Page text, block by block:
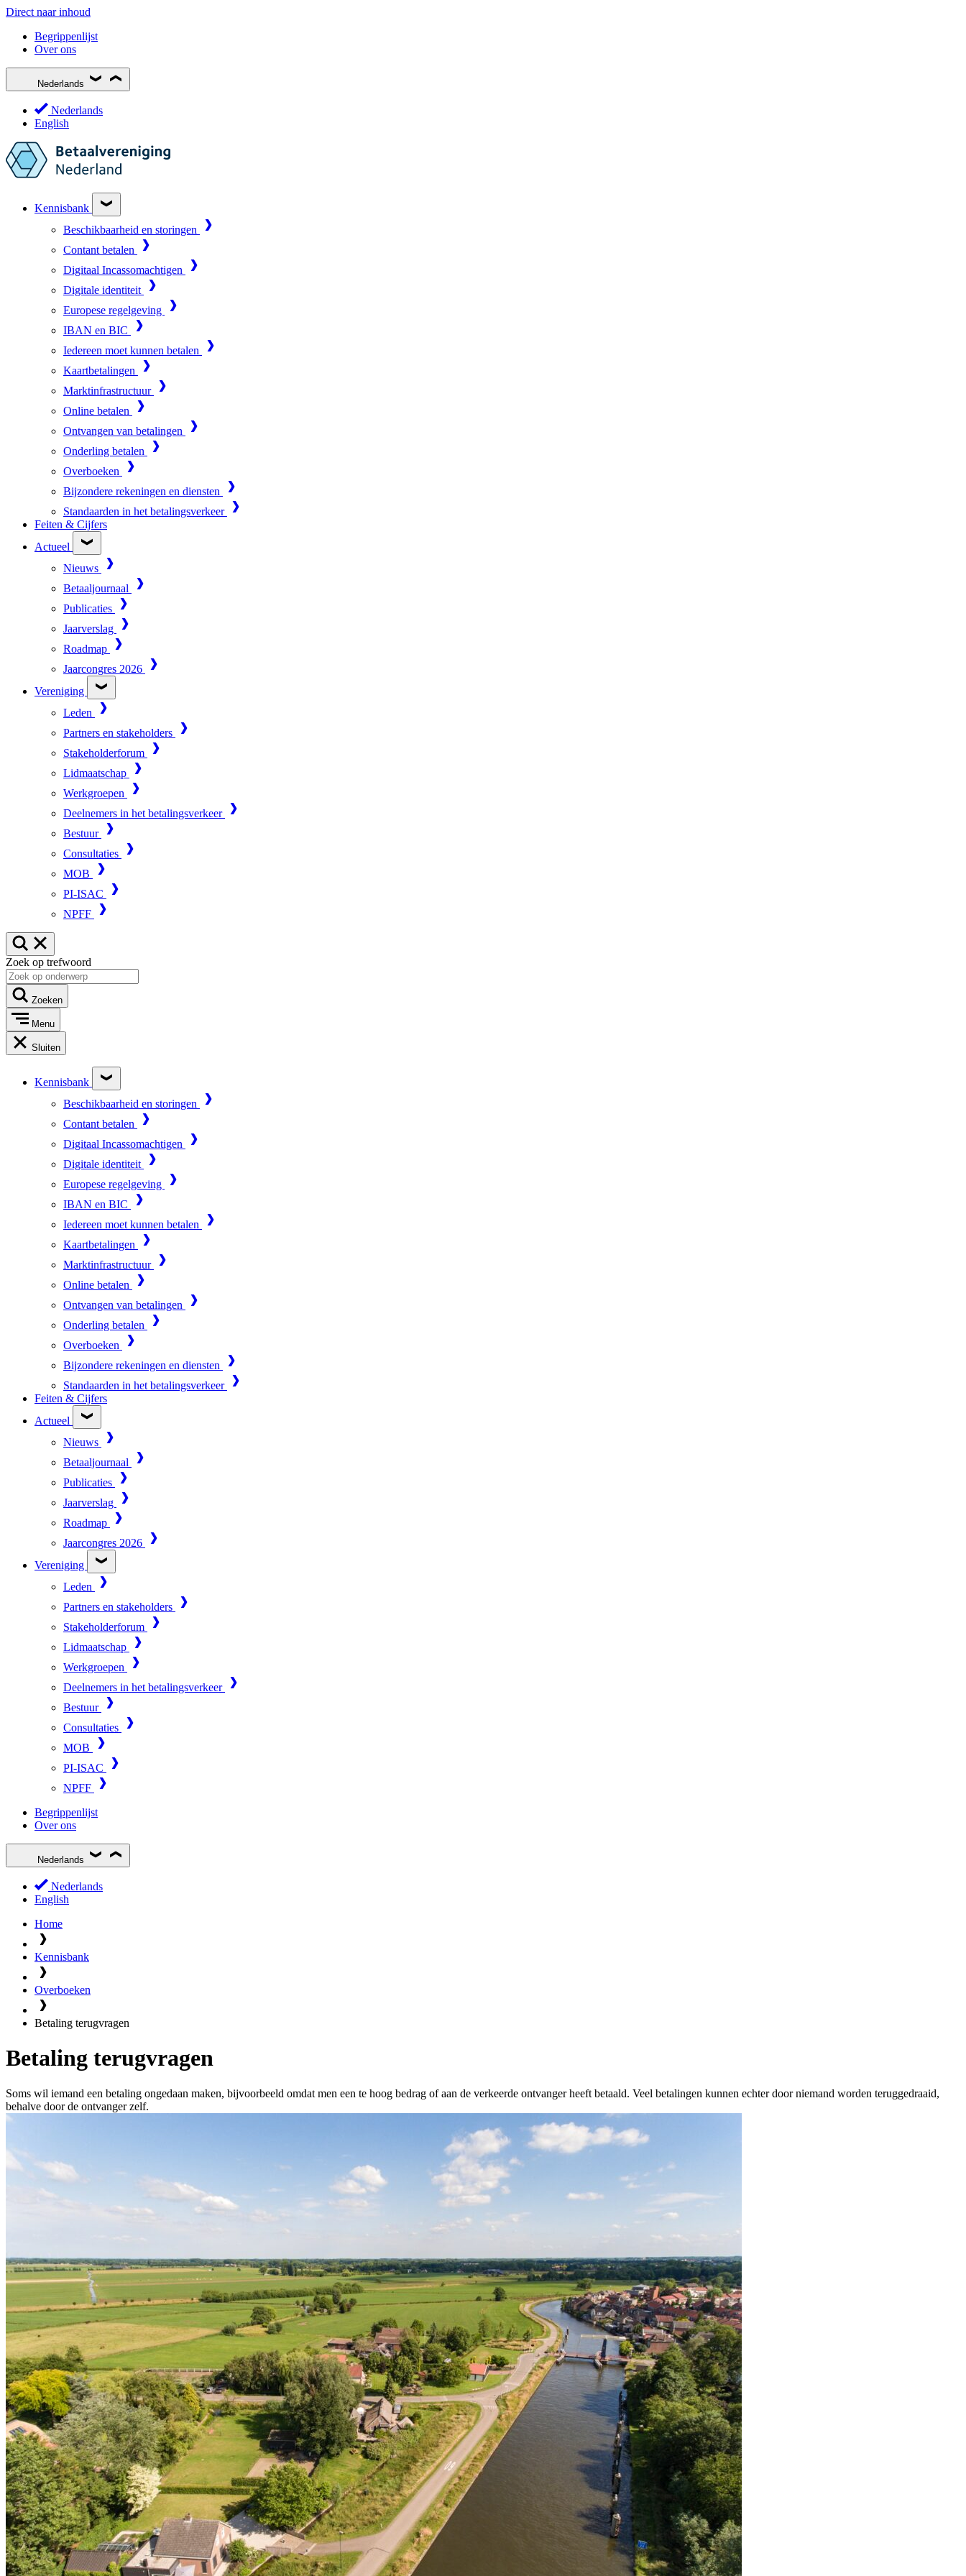
Direct naar inhoud
Begrippenlijst
Over ons
Nederlands
Nederlands
English
Kennisbank
Beschikbaarheid en storingen
Contant betalen
Digitaal Incassomachtigen
Digitale identiteit
Europese regelgeving
IBAN en BIC
Iedereen moet kunnen betalen
Kaartbetalingen
Marktinfrastructuur
Online betalen
Ontvangen van betalingen
Onderling betalen
Overboeken
Bijzondere rekeningen en diensten
Standaarden in het betalingsverkeer
Feiten & Cijfers
Actueel
Nieuws
Betaaljournaal
Publicaties
Jaarverslag
Roadmap
Jaarcongres 2026
Vereniging
Leden
Partners en stakeholders
Stakeholderforum
Lidmaatschap
Werkgroepen
Deelnemers in het betalingsverkeer
Bestuur
Consultaties
MOB
PI-ISAC
NPFF
Zoek op trefwoord
Zoeken
Menu
Sluiten
Kennisbank
Beschikbaarheid en storingen
Contant betalen
Digitaal Incassomachtigen
Digitale identiteit
Europese regelgeving
IBAN en BIC
Iedereen moet kunnen betalen
Kaartbetalingen
Marktinfrastructuur
Online betalen
Ontvangen van betalingen
Onderling betalen
Overboeken
Bijzondere rekeningen en diensten
Standaarden in het betalingsverkeer
Feiten & Cijfers
Actueel
Nieuws
Betaaljournaal
Publicaties
Jaarverslag
Roadmap
Jaarcongres 2026
Vereniging
Leden
Partners en stakeholders
Stakeholderforum
Lidmaatschap
Werkgroepen
Deelnemers in het betalingsverkeer
Bestuur
Consultaties
MOB
PI-ISAC
NPFF
Begrippenlijst
Over ons
Nederlands
Nederlands
English
Home
Kennisbank
Overboeken
Betaling terugvragen
Betaling terugvragen
Soms wil iemand een betaling ongedaan maken, bijvoorbeeld omdat men een te hoog bedrag of aan de verkeerde ontvanger heeft betaald. Veel betalingen kunnen echter door niemand worden teruggedraaid,
behalve door de ontvanger zelf.